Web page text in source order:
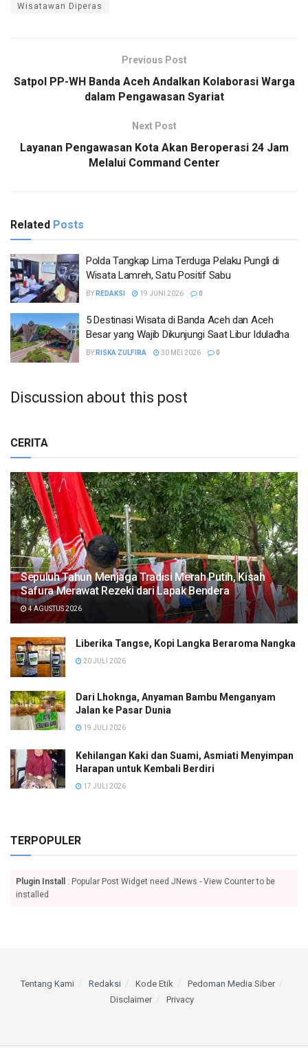
Wisatawan Diperas
Previous Post
Satpol PP-WH Banda Aceh Andalkan Kolaborasi Warga
dalam Pengawasan Syariat
Next Post
Layanan Pengawasan Kota Akan Beroperasi 24 Jam
Melalui Command Center
Related Posts
Polda Tangkap Lima Terduga Pelaku Pungli di
Wisata Lamreh, Satu Positif Sabu
BY REDAKSI 19 JUNI 2026 0
5 Destinasi Wisata di Banda Aceh dan Aceh
Besar yang Wajib Dikunjungi Saat Libur Iduladha
BY RISKA ZULFIRA 30 MEI 2026 0
Discussion about this post
CERITA
Sepuluh Tahun Menjaga Tradisi Merah Putih, Kisah
Safura Merawat Rezeki dari Lapak Bendera
4 AGUSTUS 2026
Liberika Tangse, Kopi Langka Beraroma Nangka
20 JULI 2026
Dari Lhoknga, Anyaman Bambu Menganyam
Jalan ke Pasar Dunia
19 JULI 2026
Kehilangan Kaki dan Suami, Asmiati Menyimpan
Harapan untuk Kembali Berdiri
17 JULI 2026
TERPOPULER
Plugin Install
: Popular Post Widget need JNews - View Counter to be
installed
Tentang Kami Redaksi Kode Etik
Pedoman Media Siber
Disclaimer
Privacy